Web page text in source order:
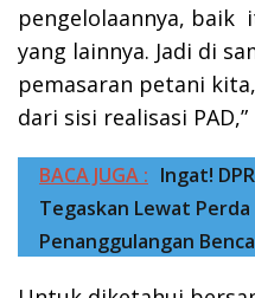
pengelolaannya, baik
yang lainnya. Jadi di
pemasaran petani
dari sisi realisasi
BACA JUGA : Ingat!
Tegaskan Lewat Perda
Penanggulangan